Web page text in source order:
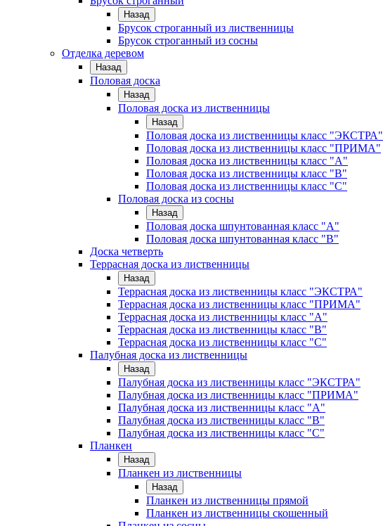
Назад
Брусок строганный из лиственницы
Брусок строганный из сосны
Отделка деревом
Назад
Половая доска
Назад
Половая доска из лиственницы
Назад
Половая доска из лиственницы класс "ЭКСТРА"
Половая доска из лиственницы класс "ПРИМА"
Половая доска из лиственницы класс "А"
Половая доска из лиственницы класс "B"
Половая доска из лиственницы класс "C"
Половая доска из сосны
Назад
Половая доска шпунтованная класс "А"
Половая доска шпунтованная класс "B"
Доска четверть
Террасная доска из лиственницы
Назад
Террасная доска из лиственницы класс "ЭКСТРА"
Террасная доска из лиственницы класс "ПРИМА"
Террасная доска из лиственницы класс "А"
Террасная доска из лиственницы класс "B"
Террасная доска из лиственницы класс "C"
Палубная доска из лиственницы
Назад
Палубная доска из лиственницы класс "ЭКСТРА"
Палубная доска из лиственницы класс "ПРИМА"
Палубная доска из лиственницы класс "А"
Палубная доска из лиственницы класс "B"
Палубная доска из лиственницы класс "C"
Планкен
Назад
Планкен из лиственницы
Назад
Планкен из лиственницы прямой
Планкен из лиственницы скошенный